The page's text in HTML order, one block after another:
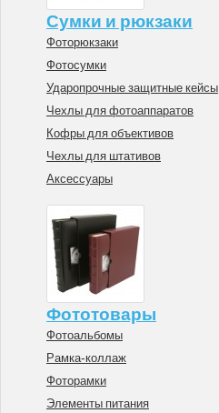
Сумки и рюкзаки
Фоторюкзаки
Фотосумки
Ударопрочные защитные кейсы
Чехлы для фотоаппаратов
Кофры для объективов
Чехлы для штативов
Аксессуары
Фототовары
Фотоальбомы
Рамка-коллаж
Фоторамки
Элементы питания